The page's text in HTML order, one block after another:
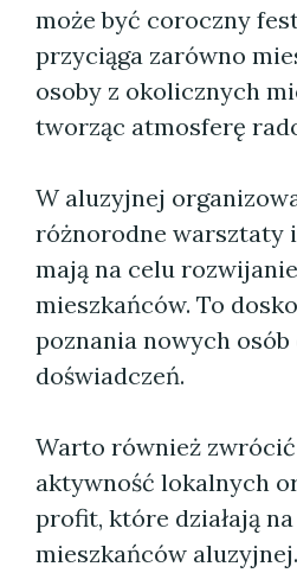
może być coroczny
przyciąga zarówno
osoby z okolicznych
tworząc atmosferę
W aluzyjnej
różnorodne warsztaty
mają na celu
mieszkańców. To
poznania nowych
doświadczeń.
Warto również
aktywność lokalnych
profit, które działają
mieszkańców